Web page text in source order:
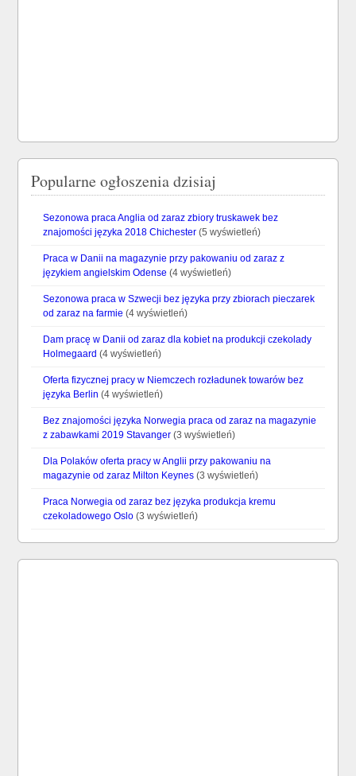
Popularne ogłoszenia dzisiaj
Sezonowa praca Anglia od zaraz zbiory truskawek bez
znajomości języka 2018 Chichester (5 wyświetleń)
Praca w Danii na magazynie przy pakowaniu od zaraz z
językiem angielskim Odense (4 wyświetleń)
Sezonowa praca w Szwecji bez języka przy zbiorach pieczarek
od zaraz na farmie (4 wyświetleń)
Dam pracę w Danii od zaraz dla kobiet na produkcji czekolady
Holmegaard (4 wyświetleń)
Oferta fizycznej pracy w Niemczech rozładunek towarów bez
języka Berlin (4 wyświetleń)
Bez znajomości języka Norwegia praca od zaraz na magazynie
z zabawkami 2019 Stavanger (3 wyświetleń)
Dla Polaków oferta pracy w Anglii przy pakowaniu na
magazynie od zaraz Milton Keynes (3 wyświetleń)
Praca Norwegia od zaraz bez języka produkcja kremu
czekoladowego Oslo (3 wyświetleń)